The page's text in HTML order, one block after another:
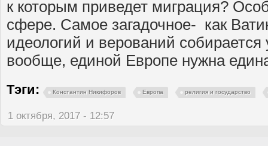
к которым приведет миграция?
сфере. Самое загадочное- как
идеологий и верований
вообще, единой Европе нужна
Тэги: Константин Никифоров Европа религия и государство
1 октября, 2017 - 12:57